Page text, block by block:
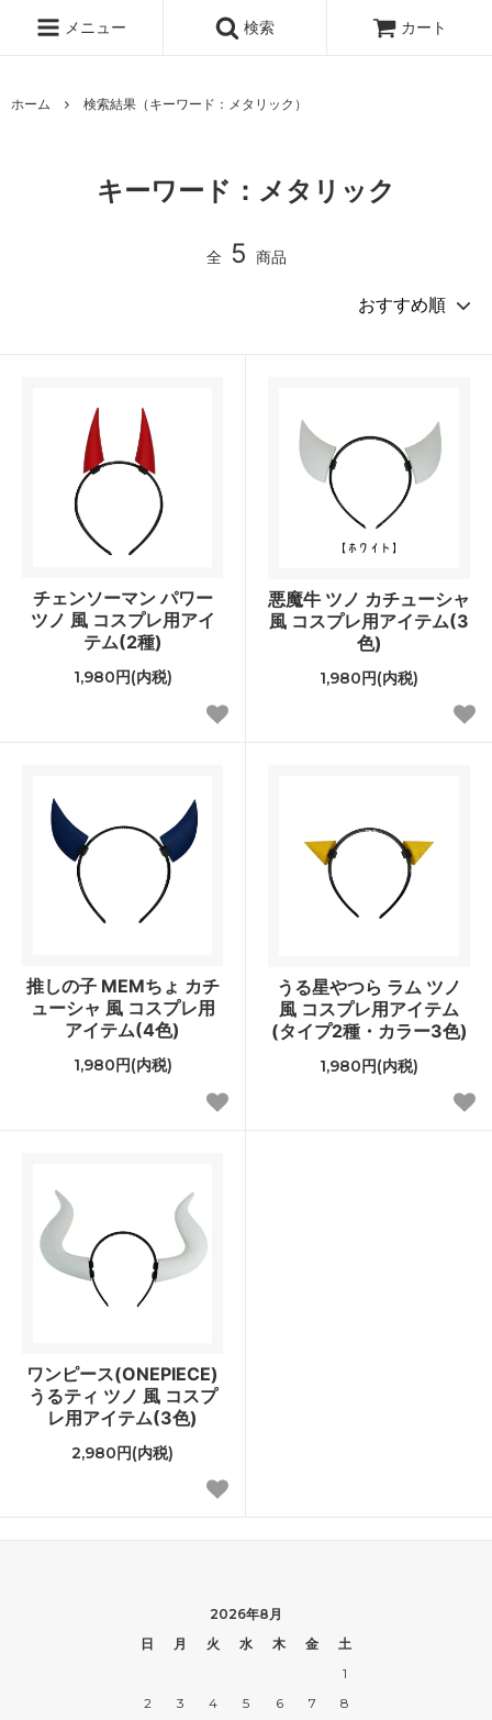
メニュー 検索 カート
ホーム 検索結果（キーワード：メタリック）
キーワード：メタリック
全 5 商品
チェンソーマン パワー
ツノ 風 コスプレ用アイ
テム(2種)
1,980円(内税)
悪魔牛 ツノ カチューシャ
風 コスプレ用アイテム(3
色)
1,980円(内税)
推しの子 MEMちょ カチ
ューシャ 風 コスプレ用
アイテム(4色)
1,980円(内税)
うる星やつら ラム ツノ
風 コスプレ用アイテム
(タイプ2種・カラー3色)
1,980円(内税)
ワンピース(ONEPIECE)
うるティ ツノ 風 コスプ
レ用アイテム(3色)
2,980円(内税)
2026年8月
日
月 火 水 木 金
土
1
2
3 4 5 6 7
8